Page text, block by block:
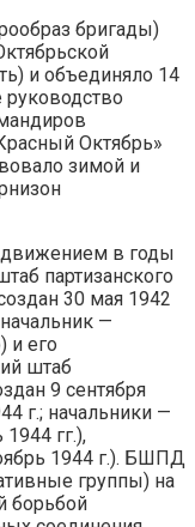
бригады)
и объединяло 14
Октябрь»
зимой и
движением в годы
партизанского
30 мая 1942
—
и его
штаб
9 сентября
г.; начальники —
гг.),
1944 г.). БШПД
группы) на
борьбой